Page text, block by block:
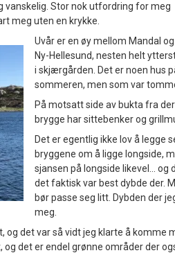
Stor nok utfordring for meg
meg uten en krykke.
Uvår er en øy mellom Mandal og
Ny-Hellesund, nesten helt
i skjærgården. Det er noen hus
sommeren, men som var
På motsatt side av bukta fra
brygge har sittebenker og
Det er egentlig ikke lov å legge
bryggene om å ligge longside,
sjansen på longside likevel… og
det faktisk var best dybde der.
bør passe seg litt. Dybden der
meg.
og det var så vidt jeg klarte å komme
det er endel grønne områder der